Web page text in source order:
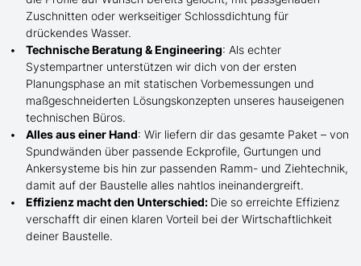
Zuschnitten oder werkseitiger Schlossdichtung für
drückendes Wasser.
Technische Beratung & Engineering: Als echter
Systempartner unterstützen wir dich von der ersten
Planungsphase an mit statischen Vorbemessungen und
maßgeschneiderten Lösungskonzepten unseres hauseigenen
technischen Büros.
Alles aus einer Hand: Wir liefern dir das gesamte Paket – von
Spundwänden über passende Eckprofile, Gurtungen und
Ankersysteme bis hin zur passenden Ramm- und Ziehtechnik,
damit auf der Baustelle alles nahtlos ineinandergreift.
Effizienz macht den Unterschied: Die so erreichte Effizienz
verschafft dir einen klaren Vorteil bei der Wirtschaftlichkeit
deiner Baustelle.